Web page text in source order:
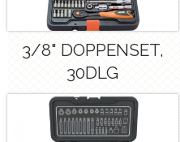
3/8" DOPPENSET,
30DLG